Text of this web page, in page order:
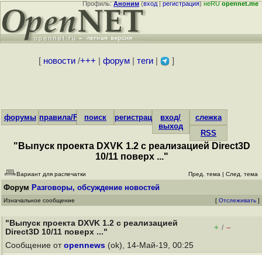
Профиль:Аноним(вход|регистрация)неRUopennet.me
[ новости/+++ форум| теги| ]
форумы правила/FAQпоиск регистрациявход/
выход
слежка
RSS
"Выпуск проекта DXVK 1.2 с реализацией Direct3D
10/11 поверх ..."
Вариант для распечатки Пред. тема | След. тема
Форум Разговоры, обсуждение новостей
Изначальное сообщение [ Отслеживать ]
"Выпуск проекта DXVK 1.2 с реализацией
Direct3D 10/11 поверх ..."
+ / –
Сообщение от opennews (ok), 14-Май-19, 00:25